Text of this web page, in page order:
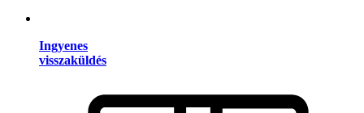
Ingyenes
visszaküldés